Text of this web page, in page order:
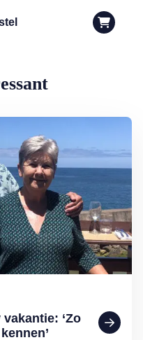
‘Zo
vakantie: ‘Zo leer je een